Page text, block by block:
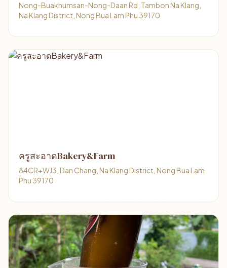
Nong-Buakhumsan-Nong-Daan Rd, Tambon Na Klang,
Na Klang District, Nong Bua Lam Phu 39170
ครูสะอาดBakery&Farm
84CR+WJ3, Dan Chang, Na Klang District, Nong Bua Lam
Phu 39170